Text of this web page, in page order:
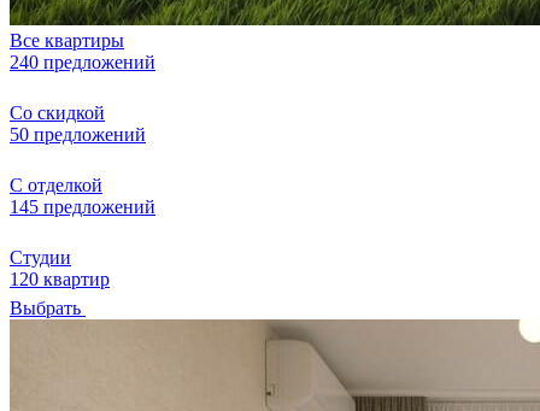
Все квартиры
240 предложений
Со скидкой
50 предложений
С отделкой
145 предложений
Студии
120 квартир
Выбрать